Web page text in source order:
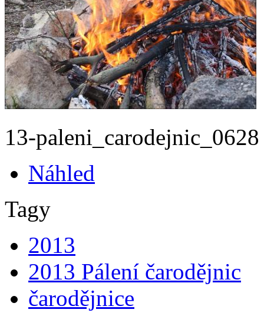
13-paleni_carodej­nic_0628
Náhled
Tagy
2013
2013 Pálení čarodějnic
čarodějnice